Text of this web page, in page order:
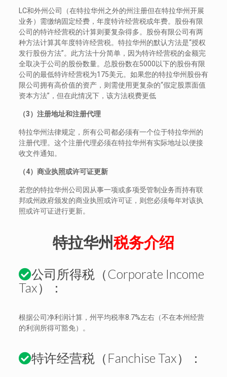
LC和外州公司（在特拉华州之外的州注册但在特拉华州开展
业务）需缴纳固定经费，年度特许经营税或年费。股份有限
公司的特许经营税的计算则要复杂得多。股份有限公司有两
种方法计算其年度特许经营税。特拉华州的默认方法是“授权
发行股份方法”。此方法十分简单，因为特许经营税的金额完
全取决于公司的股份数量。总股份数在5000以下的股份有限
公司的最低特许经营税为175美元。如果您的特拉华州股份有
限公司拥有高价值的资产，则需使用更复杂的“假定股票面值
资本方法”，但在此情况下，该方法税费更低
（3）注册地址和注册代理
特拉华州法律规定，所有公司都必须有一个位于特拉华州的
注册代理。这个注册代理必须在特拉华州有实际地址以便接
收文件通知。
（4）商业执照或许可证更新
若您的特拉华州公司因从事一项或多项受管制业务而持有联
邦或州政府颁发的商业执照或许可证，则您必须每年对该执
照或许可证进行更新。
特拉华州税务介绍
公司所得税（Corporate Income
Tax）：
根据公司净利润计算，州平均税率8.7%左右（不在本州经营
的利润所得可豁免）。
特许经营税（Fanchise Tax）：